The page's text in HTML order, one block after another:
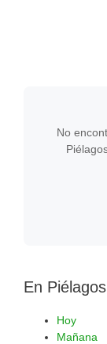
No
En Piélagos
Hoy
Mañana